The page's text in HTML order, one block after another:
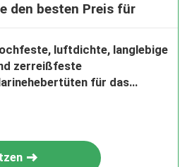
den besten Preis für
luftdichte, langlebige
zerreißfeste
für das